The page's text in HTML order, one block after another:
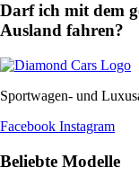
Darf ich mit dem
Ausland fahren?
Sportwagen- und
Facebook Instagram
Beliebte Modelle